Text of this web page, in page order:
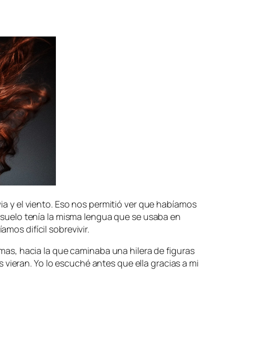
y el viento. Eso nos permitió ver que habíamos
tenía la misma lengua que se usaba en
difícil sobrevivir.
hacia la que caminaba una hilera de figuras
Yo lo escuché antes que ella gracias a mi